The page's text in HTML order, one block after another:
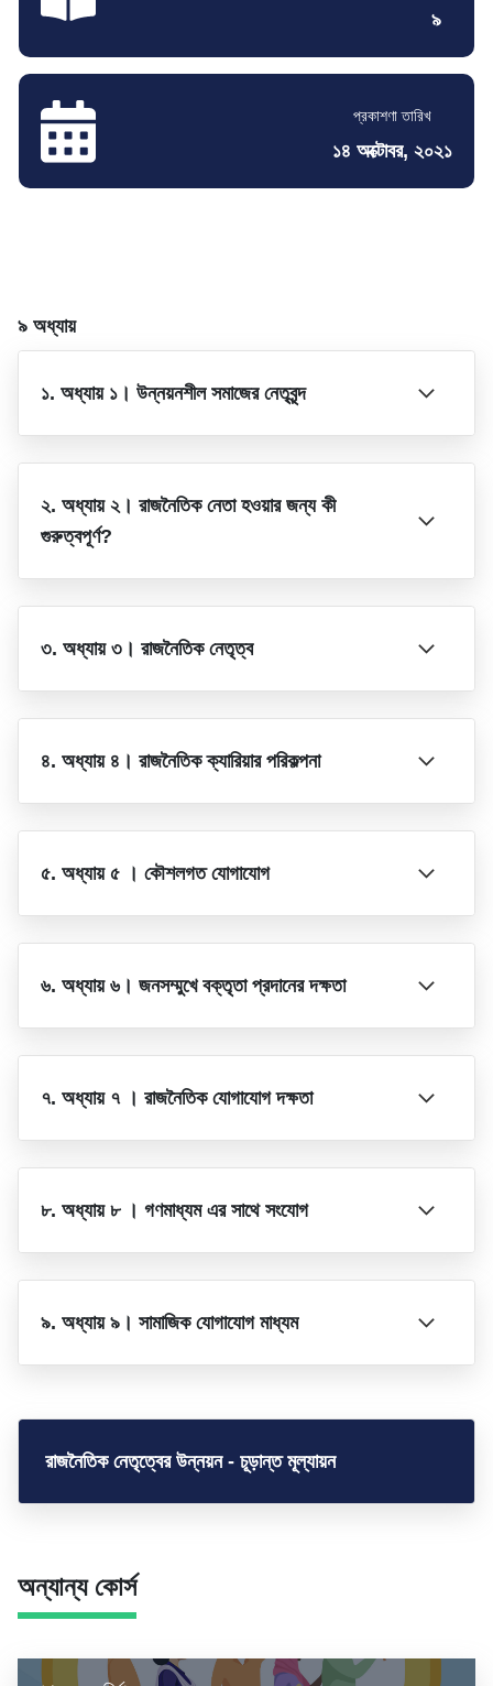
৯
প্রকাশণা তারিখ
১৪ অক্টোবর, ২০২১
৯ অধ্যায়
১. অধ্যায় ১। উন্নয়নশীল সমাজের নেতৃবৃন্দ
২. অধ্যায় ২। রাজনৈতিক নেতা হওয়ার জন্য কী
গুরুত্বপূর্ণ?
৩. অধ্যায় ৩। রাজনৈতিক নেতৃত্ব
৪. অধ্যায় ৪। রাজনৈতিক ক্যারিয়ার পরিকল্পনা
৫. অধ্যায় ৫ । কৌশলগত যোগাযোগ
৬. অধ্যায় ৬। জনসম্মুখে বক্তৃতা প্রদানের দক্ষতা
৭. অধ্যায় ৭ । রাজনৈতিক যোগাযোগ দক্ষতা
৮. অধ্যায় ৮ । গণমাধ্যম এর সাথে সংযোগ
৯. অধ্যায় ৯। সামাজিক যোগাযোগ মাধ্যম
রাজনৈতিক নেতৃত্বের উন্নয়ন - চূড়ান্ত মূল্যায়ন
অন্যান্য কোর্স